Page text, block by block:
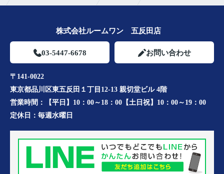
株式会社ルームワン 五反田店
03-5447-6678 お問い合わせ
〒141-0022
東京都品川区東五反田１丁目12-13 親切堂ビル 4階
営業時間：
【平日】10：00～18：00【土日祝】10：00～19：00
定休日： 毎週水曜日